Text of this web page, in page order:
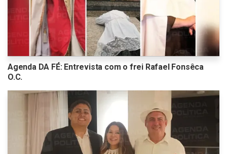
Agenda DA FÉ: Entrevista com o frei Rafael Fonsêca
O.C.